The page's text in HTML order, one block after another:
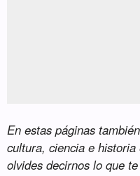
En estas páginas
cultura, ciencia e historia
olvides decirnos lo que